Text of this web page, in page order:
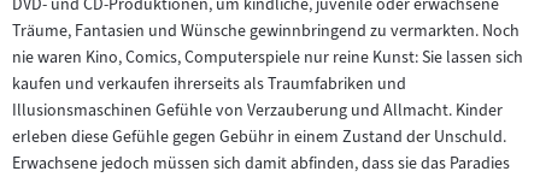
DVD- und CD-Produktionen, um kindliche, juvenile oder erwachsene
Träume, Fantasien und Wünsche gewinnbringend zu vermarkten. Noch
nie waren Kino, Comics, Computerspiele nur reine Kunst: Sie lassen sich
kaufen und verkaufen ihrerseits als Traumfabriken und
Illusionsmaschinen Gefühle von Verzauberung und Allmacht. Kinder
erleben diese Gefühle gegen Gebühr in einem Zustand der Unschuld.
Erwachsene jedoch müssen sich damit abfinden, dass sie das Paradies